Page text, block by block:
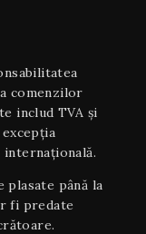
comenzilor
includ TVA și
plasate până la
fi predate